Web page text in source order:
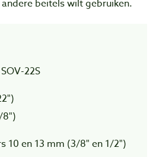
beitels wilt gebruiken.
22S
8")
10 en 13 mm (3/8" en 1/2")